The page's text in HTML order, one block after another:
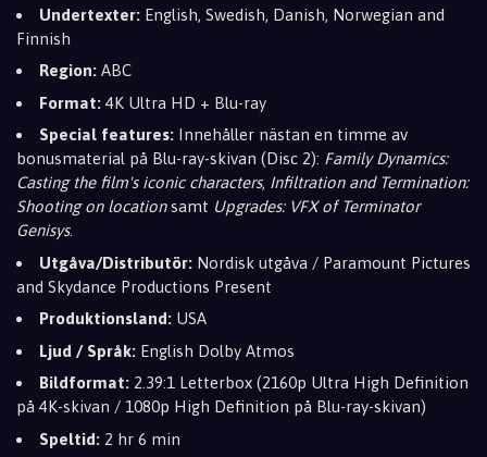
Undertexter: English, Swedish, Danish, Norwegian and
Finnish
Region: ABC
Format:4K Ultra HD + Blu-ray
Special features: Innehåller nästan en timme av
bonusmaterial på Blu-ray-skivan (Disc 2): Family Dynamics:
Casting the film's iconic characters, Infiltration and Termination:
Shooting on locationsamt Upgrades: VFX of Terminator
Genisys.
Utgåva/Distributör: Nordisk utgåva / Paramount Pictures
and Skydance Productions Present
Produktionsland: USA
Ljud / Språk: English Dolby Atmos
Bildformat: 2.39:1 Letterbox (2160p Ultra High Definition
på 4K-skivan / 1080p High Definition på Blu-ray-skivan)
Speltid: 2 hr 6 min